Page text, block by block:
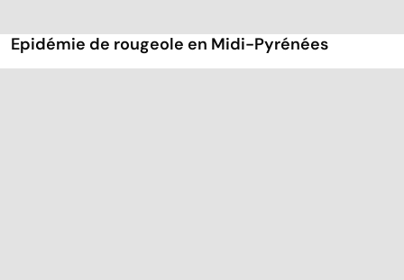
Epidémie de rougeole en Midi-Pyrénées